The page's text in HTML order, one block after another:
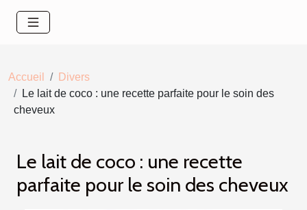
Accueil
Divers
Le lait de coco : une recette parfaite pour le soin des
cheveux
Le lait de coco : une recette
parfaite pour le soin des cheveux